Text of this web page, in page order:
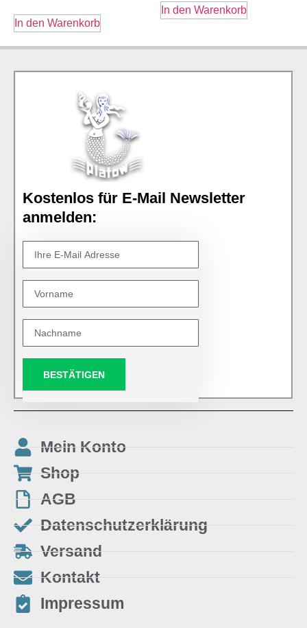
In den Warenkorb
In den Warenkorb
Kostenlos für E-Mail Newsletter
anmelden:
BESTÄTIGEN
Mein Konto
Shop
AGB
Datenschutzerklärung
Versand
Kontakt
Impressum